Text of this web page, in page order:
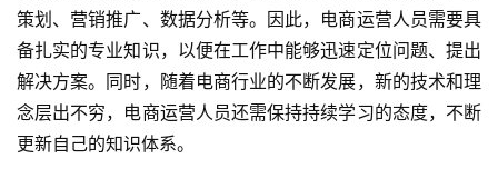
策划、营销推广、数据分析等。因此，电商运营人员需要具
备扎实的专业知识，以便在工作中能够迅速定位问题、提出
解决方案。同时，随着电商行业的不断发展，新的技术和理
念层出不穷，电商运营人员还需保持持续学习的态度，不断
更新自己的知识体系。